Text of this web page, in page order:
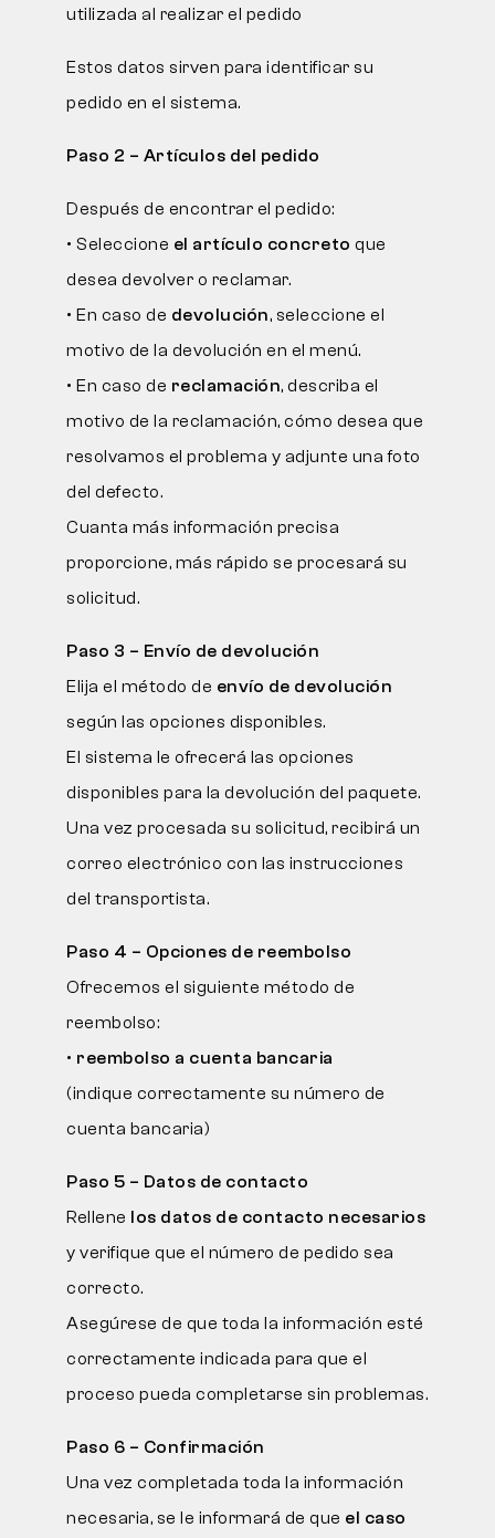
utilizada al realizar el pedido
Estos datos sirven para identificar su
pedido en el sistema.
Paso 2 – Artículos del pedido
Después de encontrar el pedido:
• Seleccione el artículo concreto que
desea devolver o reclamar.
• En caso de devolución, seleccione el
motivo de la devolución en el menú.
• En caso de reclamación, describa el
motivo de la reclamación, cómo desea que
resolvamos el problema y adjunte una foto
del defecto.
Cuanta más información precisa
proporcione, más rápido se procesará su
solicitud.
Paso 3 – Envío de devolución
Elija el método de envío de devolución
según las opciones disponibles.
El sistema le ofrecerá las opciones
disponibles para la devolución del paquete.
Una vez procesada su solicitud, recibirá un
correo electrónico con las instrucciones
del transportista.
Paso 4 – Opciones de reembolso
Ofrecemos el siguiente método de
reembolso:
• reembolso a cuenta bancaria
(indique correctamente su número de
cuenta bancaria)
Paso 5 – Datos de contacto
Rellene los datos de contacto necesarios
y verifique que el número de pedido sea
correcto.
Asegúrese de que toda la información esté
correctamente indicada para que el
proceso pueda completarse sin problemas.
Paso 6 – Confirmación
Una vez completada toda la información
necesaria, se le informará de que el caso